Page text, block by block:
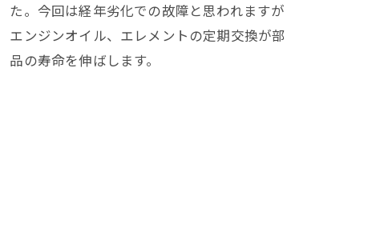
た。今回は経年劣化での故障と思われますが
エンジンオイル、エレメントの定期交換が部
品の寿命を伸ばします。